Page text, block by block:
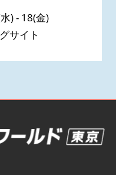
) - 18(金)
サイト